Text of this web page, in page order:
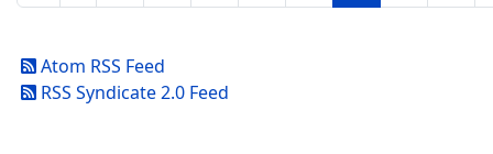
Atom RSS Feed
RSS Syndicate 2.0 Feed